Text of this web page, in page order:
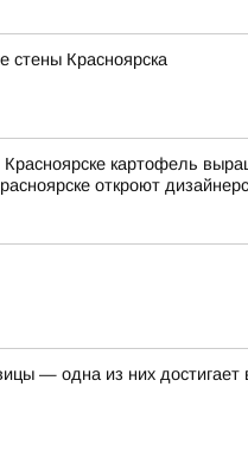
стены Красноярска
картофель
откроют
— одна из них достигает